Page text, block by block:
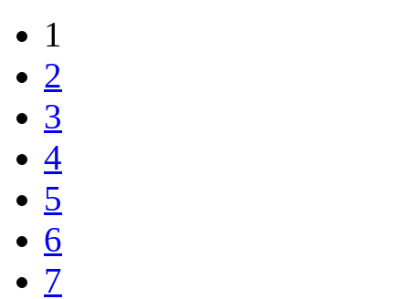
1
2
3
4
5
6
7